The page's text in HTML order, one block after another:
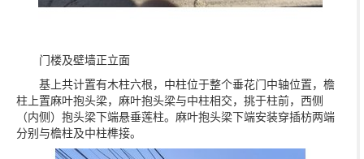
门楼及壁墙正立面
基上共计置有木柱六根，中柱位于整个垂花门中轴位置，檐
柱上置麻叶抱头梁，麻叶抱头梁与中柱相交，挑于柱前，西侧
（内侧）抱头梁下端悬垂莲柱。麻叶抱头梁下端安装穿插枋两端
分别与檐柱及中柱榫接。